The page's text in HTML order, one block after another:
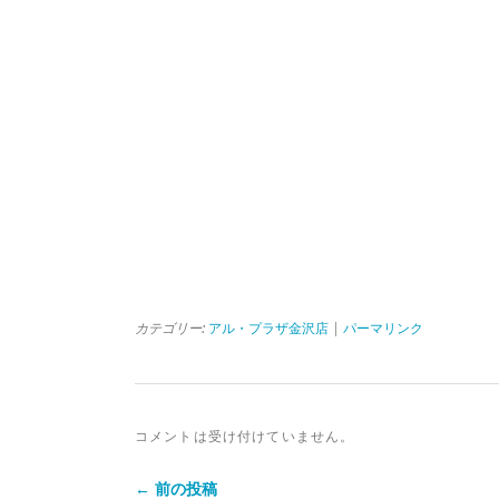
カテゴリー: アル・プラザ金沢店 パーマリンク
コメントは受け付けていません。
← 前の投稿